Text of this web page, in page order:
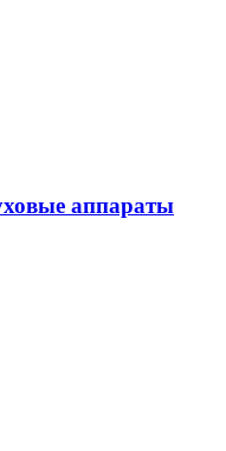
аппараты